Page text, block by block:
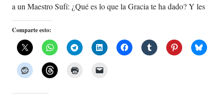
a un Maestro Sufí: ¿Qué es lo que la Gracia te ha dado? Y les
Comparte esto: